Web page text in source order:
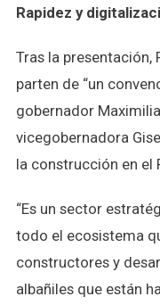
Rapidez y
Tras la
parten de “un
gobernador
vicegobernadora
la construcción en el
“Es un sector
todo el ecosistema
constructores y
albañiles que están